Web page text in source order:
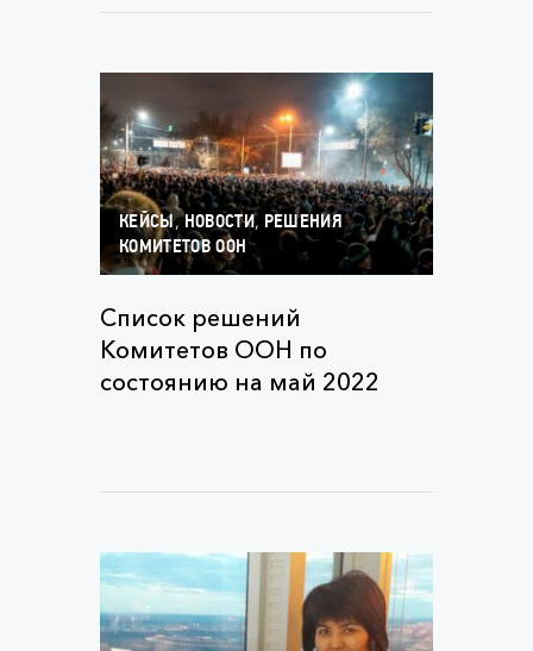
КЕЙСЫ,НОВОСТИ, РЕШЕНИЯ
КОМИТЕТОВ ООН
Список решений
Комитетов ООН по
состоянию на май 2022